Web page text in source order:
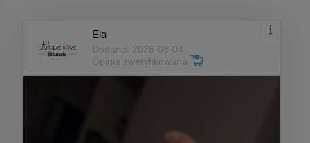
Ela
Dodano: 2026-08-04
Opinia zweryfikowana